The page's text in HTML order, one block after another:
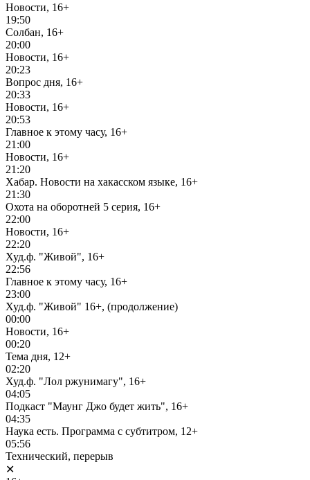
Новости, 16+
19:50
Солбан, 16+
20:00
Новости, 16+
20:23
Вопрос дня, 16+
20:33
Новости, 16+
20:53
Главное к этому часу, 16+
21:00
Новости, 16+
21:20
Хабар. Новости на хакасском языке, 16+
21:30
Охота на оборотней 5 серия, 16+
22:00
Новости, 16+
22:20
Худ.ф. "Живой", 16+
22:56
Главное к этому часу, 16+
23:00
Худ.ф. "Живой" 16+, (продолжение)
00:00
Новости, 16+
00:20
Тема дня, 12+
02:20
Худ.ф. "Лол ржунимагу", 16+
04:05
Подкаст "Маунг Джо будет жить", 16+
04:35
Наука есть. Программа с субтитром, 12+
05:56
Технический, перерыв
✕